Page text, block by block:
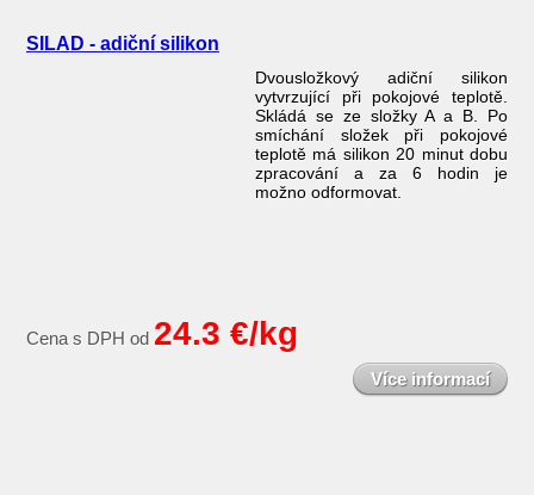
SILAD - adiční silikon
Dvousložkový adiční silikon
vytvrzující při pokojové teplotě.
Skládá se ze složky A a B. Po
smíchání složek při pokojové
teplotě má silikon 20 minut dobu
zpracování a za 6 hodin je
možno odformovat.
Cena s DPH od 24.3 €/kg
Více informací